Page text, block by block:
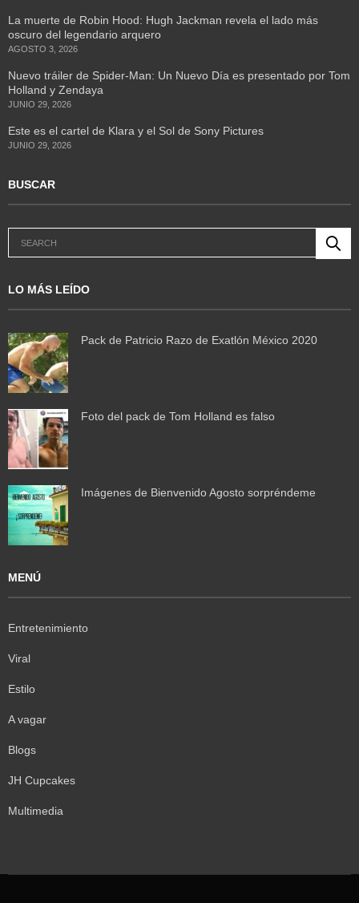
La muerte de Robin Hood: Hugh Jackman revela el lado más
oscuro del legendario arquero
AGOSTO 3, 2026
Nuevo tráiler de Spider-Man: Un Nuevo Día es presentado por Tom
Holland y Zendaya
JUNIO 29, 2026
Este es el cartel de Klara y el Sol de Sony Pictures
JUNIO 29, 2026
BUSCAR
LO MÁS LEÍDO
Pack de Patricio Razo de Exatlón México 2020
Foto del pack de Tom Holland es falso
Imágenes de Bienvenido Agosto sorpréndeme
MENÚ
Entretenimiento
Viral
Estilo
A vagar
Blogs
JH Cupcakes
Multimedia